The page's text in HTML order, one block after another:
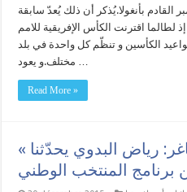
بين 2و 11 ديسمبر القادم بأنغولا.يُذكر أن ذلك يُعدّ سابقة
لطالما اقترنت الكأس الإفريقية للامم
مواعيد الكأسين و تنظّم كل واحدة في بلد
Read More »
« كان 2016 بمالي » أصاغر: رياض البدوي يحدّثنا